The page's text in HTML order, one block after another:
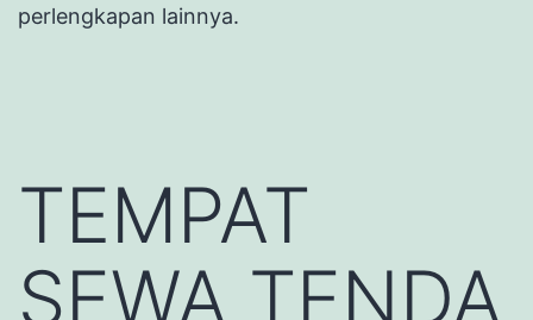
perlengkapan lainnya.
TEMPAT
SEWA TENDA